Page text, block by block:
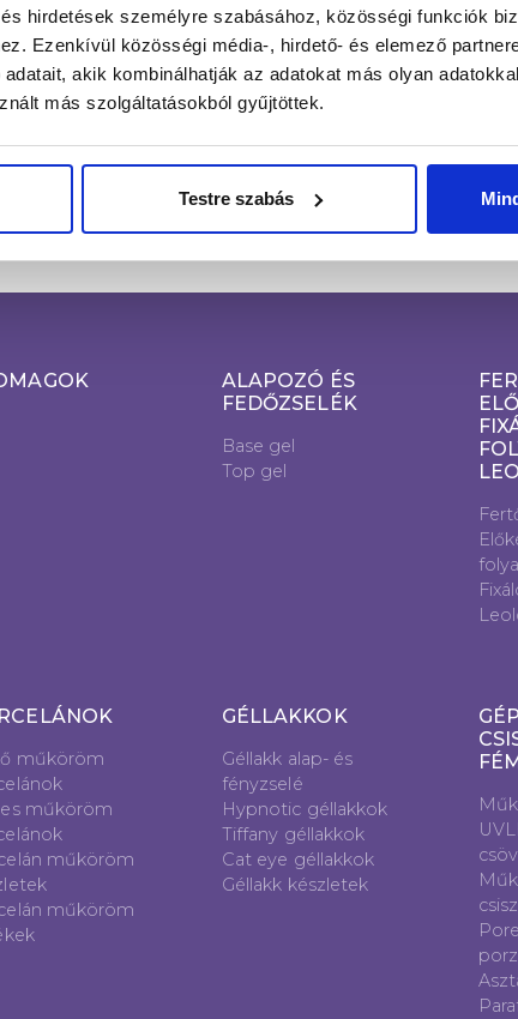
hirdetések személyre szabásához, közösségi funkciók
Ezenkívül közösségi média-, hirdető- és elemező
akik kombinálhatják az adatokat más olyan
más szolgáltatásokból gyűjtöttek.
Testre szabás
Email cím*
hogy a hozzájárulásomat önkéntesen, az
ALAPOZÓ ÉS
FEDŐZSELÉK
Base gel
Top gel
műköröm
műköröm
műköröm
műköröm
GÉLLAKKOK
Géllakk alap- és
fényzselé
Hypnotic géllakkok
Tiffany géllakkok
Cat eye géllakkok
Géllakk készletek